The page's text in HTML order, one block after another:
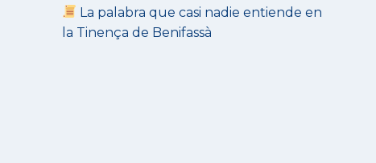
La palabra que casi nadie entiende en
la Tinença de Benifassà